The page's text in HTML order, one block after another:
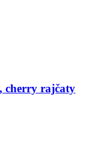
cherry rajčaty